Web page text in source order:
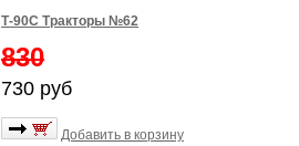
Т-90С Тракторы №62
830
730 руб
Добавить в корзину